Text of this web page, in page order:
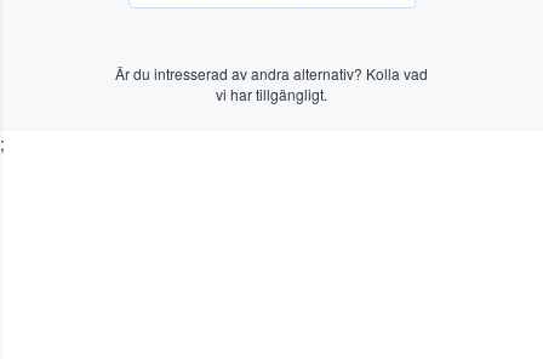
Är du intresserad av andra alternativ? Kolla vad
vi har tillgängligt.
;